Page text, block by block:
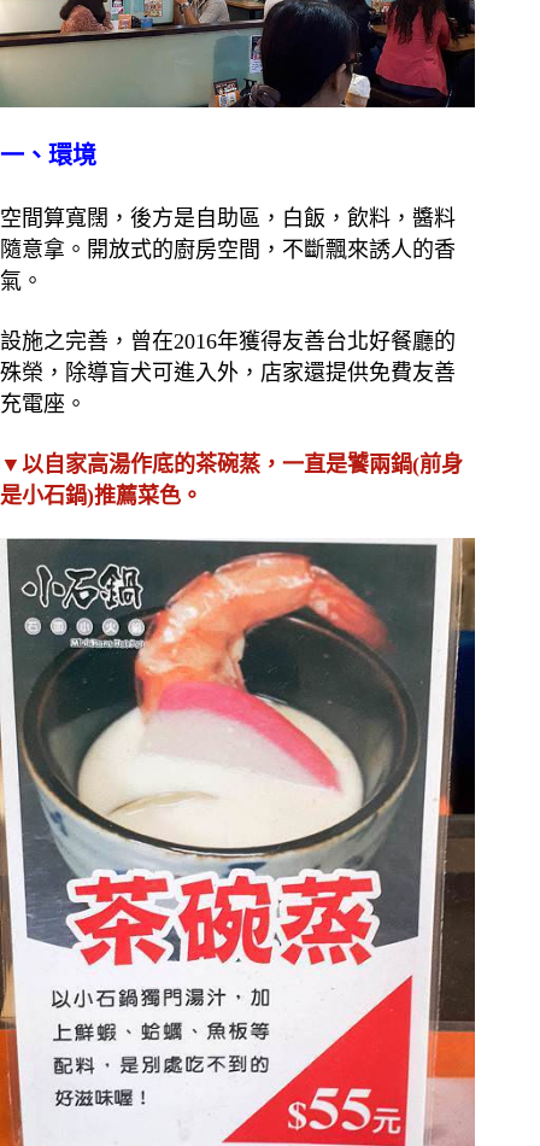
一、環境
空間算寬闊，後方是自助區，白飯，飲料，醬料
隨意拿。開放式的廚房空間，不斷飄來誘人的香
氣。
設施之完善，曾在2016年獲得友善台北好餐廳的
殊榮，除導盲犬可進入外，店家還提供免費友善
充電座。
▼以自家高湯作底的茶碗蒸，一直是饕兩鍋(前身
是小石鍋)推薦菜色。